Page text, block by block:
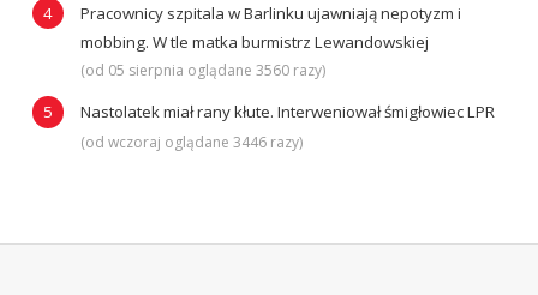
Pracownicy szpitala w Barlinku ujawniają nepotyzm i
mobbing. W tle matka burmistrz Lewandowskiej
(od 05 sierpnia oglądane 3560 razy)
Nastolatek miał rany kłute. Interweniował śmigłowiec LPR
(od wczoraj oglądane 3446 razy)